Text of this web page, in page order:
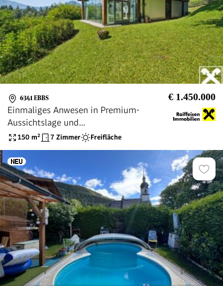
6341 EBBS € 1.450.000
Einmaliges Anwesen in Premium-
Aussichtslage und
Freizeitwohnsitzwidmung
150 m² 7 Zimmer Freifläche